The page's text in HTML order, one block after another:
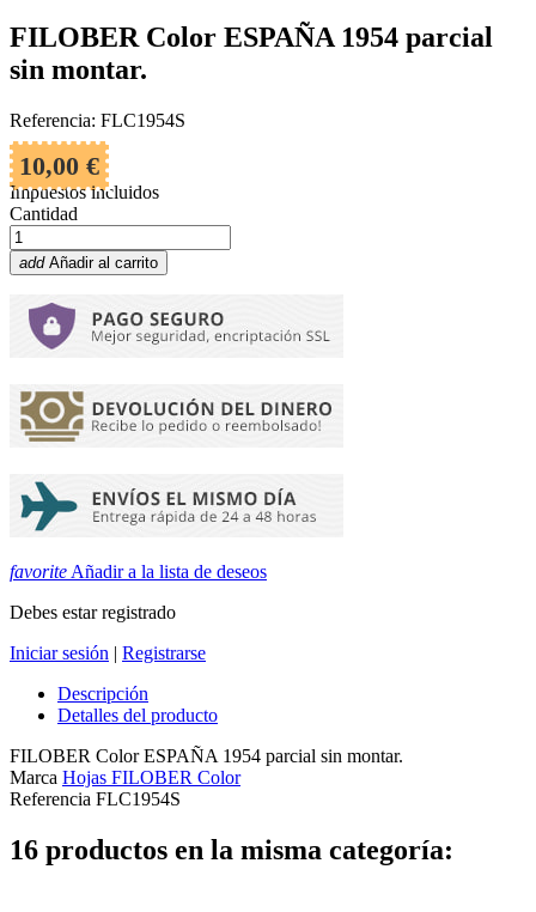
FILOBER Color ESPAÑA 1954 parcial
sin montar.
Referencia: FLC1954S
10,00 €
Impuestos incluidos
Cantidad
add Añadir al carrito
favorite Añadir a la lista de deseos
Debes estar registrado
Iniciar sesión | Registrarse
Descripción
Detalles del producto
FILOBER Color ESPAÑA 1954 parcial sin montar.
Marca Hojas FILOBER Color
Referencia FLC1954S
16 productos en la misma categoría: